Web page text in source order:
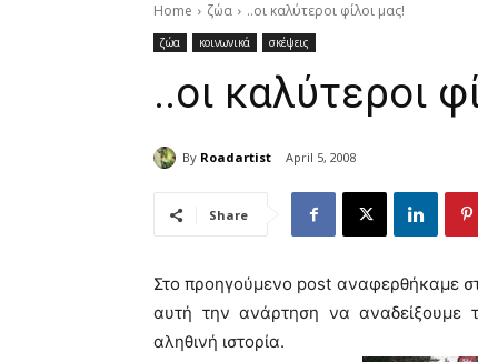
Home ζώα ..οι καλύτεροι φίλοι μας!
ζώα κοινωνικά σκέψεις
..οι καλύτεροι
By Roadartist April 5, 2008
Share
Στο προηγούμενο post αναφερθήκαμε
αυτή την ανάρτηση να
αληθινή ιστορία.